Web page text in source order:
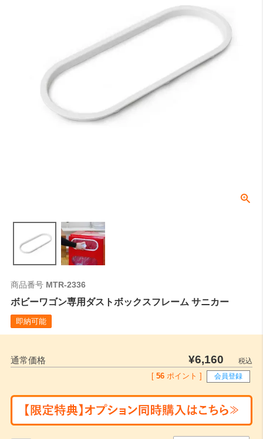
商品番号 MTR-2336
ボビーワゴン専用ダストボックスフレーム サニカー
即納可能
通常価格 ¥6,160
税込
56 ポイント ] 会員登録